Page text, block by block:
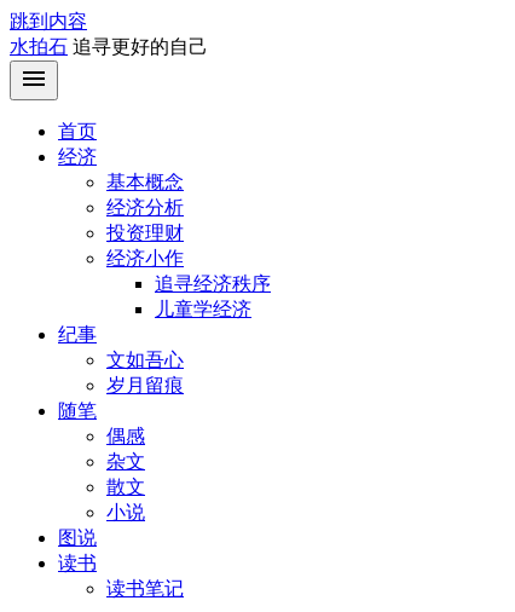
跳到内容
水拍石 追寻更好的自己
首页
经济
基本概念
经济分析
投资理财
经济小作
追寻经济秩序
儿童学经济
纪事
文如吾心
岁月留痕
随笔
偶感
杂文
散文
小说
图说
读书
读书笔记